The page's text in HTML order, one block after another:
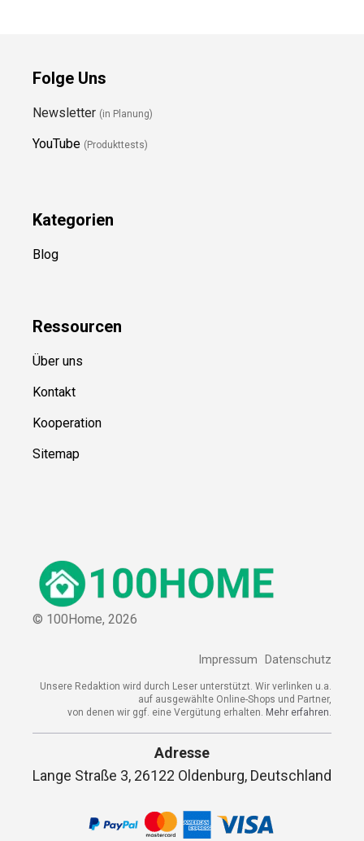
Folge Uns
Newsletter (in Planung)
YouTube (Produkttests)
Kategorien
Blog
Ressourcen
Über uns
Kontakt
Kooperation
Sitemap
© 100Home, 2026
Impressum Datenschutz
Unsere Redaktion wird durch Leser unterstützt. Wir verlinken u.a.
auf ausgewählte Online-Shops und Partner,
von denen wir ggf. eine Vergütung erhalten. Mehr erfahren.
Adresse
Lange Straße 3, 26122 Oldenburg, Deutschland